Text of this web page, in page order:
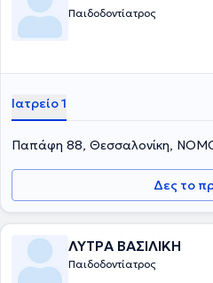
Παιδοδοντίατρος
Ιατρείο 1
Παπάφη 88, Θεσσαλονίκη,
Δες το
ΛΥΤΡΑ ΒΑΣΙΛΙΚΗ
Παιδοδοντίατρος